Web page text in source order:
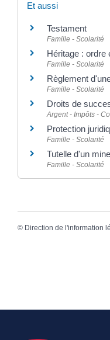
Et aussi
Testament
Famille - Scolarité
Héritage : ordre
Famille - Scolarité
Règlement
Famille - Scolarité
Droits de
Argent - Impôts -
Protection
Famille - Scolarité
Tutelle d'un
Famille - Scolarité
© Direction de l'information